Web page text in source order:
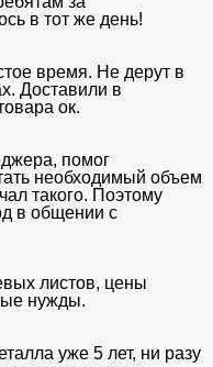
в тот же день!
время. Не дерут в
Доставили в
ок.
помог
необходимый объем
такого. Поэтому
в общении с
листов, цены
нужды.
уже 5 лет, ни разу